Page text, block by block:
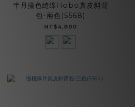
半月撞色縫缐Hobo真皮斜背
包-兩色(5568)
NT$4,800